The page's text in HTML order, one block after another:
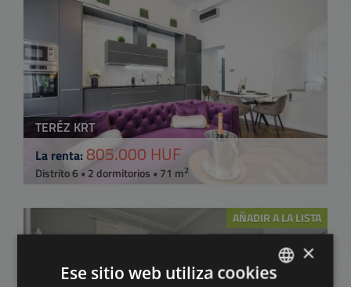
TERÉZ KRT
La renta:805.000 HUF
Distrito 6 • 2 dormitorios • 71 m2
AÑADIR A LA LISTA
×
Ese sitio web utiliza cookies